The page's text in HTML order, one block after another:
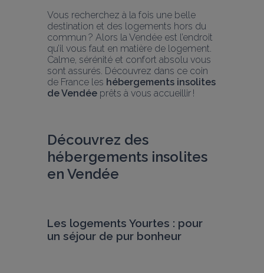
Vous recherchez à la fois une belle
destination et des logements hors du
commun ? Alors la Vendée est l’endroit
qu’il vous faut en matière de logement.
Calme, sérénité et confort absolu vous
sont assurés. Découvrez dans ce coin
de France les hébergements insolites
de Vendée prêts à vous accueillir !
Découvrez des
hébergements insolites
en Vendée
Les logements Yourtes : pour
un séjour de pur bonheur